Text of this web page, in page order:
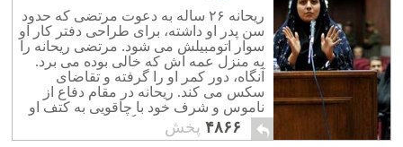
ریحانه ۲۶ ساله به دعوت مرتضی که حدود
سن پدر او داشته، برای طراحی دفتر کار او
سوار اتومبیلش می شود. مرتضی ریحانه را
به منزل عمه اش که خالی بوده می برد.
آنگاه، دور کمر او را گرفته و تقاضای
سکس می کند. ریحانه در مقام دفاع از
ناموس و شرف خود با چاقویی به کتف او
می زند که منجر به مرگ او می شود.
۴۸۶۶ پخش